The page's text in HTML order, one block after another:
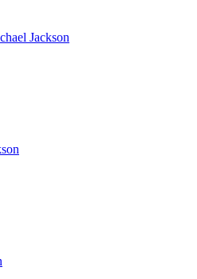
Jackson